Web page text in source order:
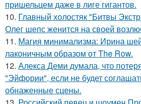
пришельцем даже в лиге гигантов.
10. Главный холостяк "Битвы
Олег шепс женится на своей
11. Магия минимализма: Ирина
лаконичным образом от The Row.
12. Алекса Деми думала, что
"Эйфории", если не будет
обнаженные сцены.